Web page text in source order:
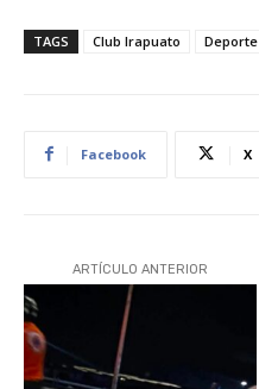
TAGS Club Irapuato Deporte
Facebook X
ARTÍCULO ANTERIOR